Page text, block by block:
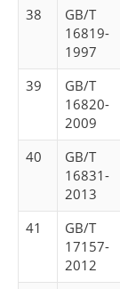
38
GB/T
16819-
1997
39
GB/T
16820-
2009
40
GB/T
16831-
2013
41
GB/T
17157-
2012